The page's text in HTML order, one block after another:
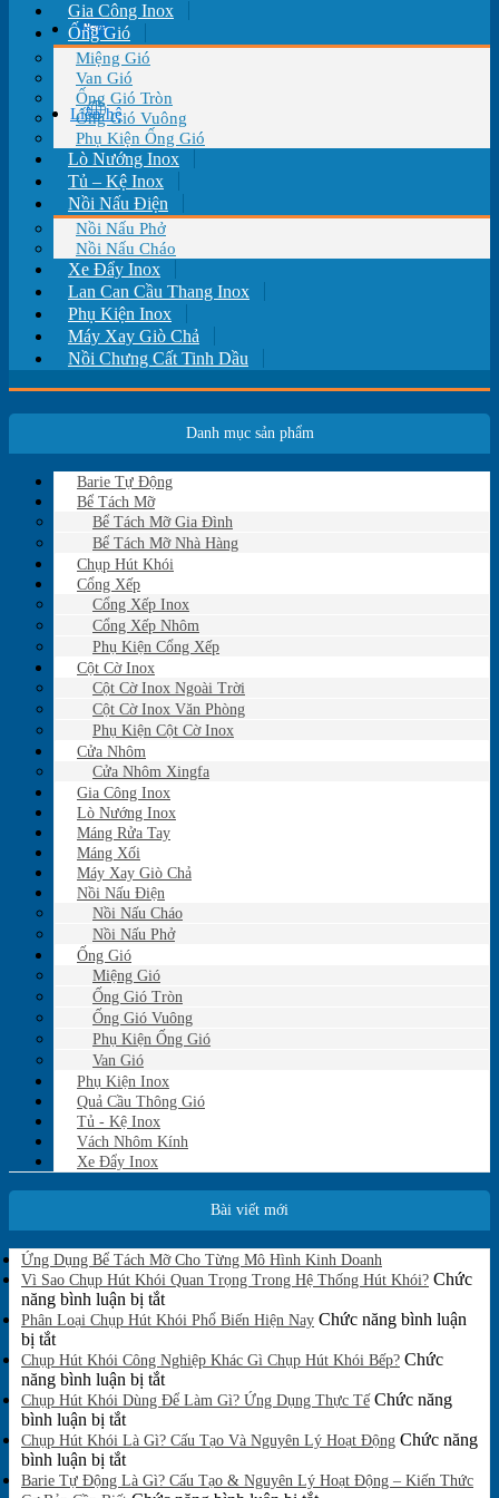
Tin tức
Liên hệ
Gia Công Inox
Ống Gió
Miệng Gió
Van Gió
Ống Gió Tròn
Ống Gió Vuông
Phụ Kiện Ống Gió
Lò Nướng Inox
Tủ – Kệ Inox
Nồi Nấu Điện
Nồi Nấu Phở
Nồi Nấu Cháo
Xe Đẩy Inox
Lan Can Cầu Thang Inox
Phụ Kiện Inox
Máy Xay Giò Chả
Nồi Chưng Cất Tinh Dầu
Danh mục sản phẩm
Barie Tự Động
Bể Tách Mỡ
Bể Tách Mỡ Gia Đình
Bể Tách Mỡ Nhà Hàng
Chụp Hút Khói
Cổng Xếp
Cổng Xếp Inox
Cổng Xếp Nhôm
Phụ Kiện Cổng Xếp
Cột Cờ Inox
Cột Cờ Inox Ngoài Trời
Cột Cờ Inox Văn Phòng
Phụ Kiện Cột Cờ Inox
Cửa Nhôm
Cửa Nhôm Xingfa
Gia Công Inox
Lò Nướng Inox
Máng Rửa Tay
Máng Xối
Máy Xay Giò Chả
Nồi Nấu Điện
Nồi Nấu Cháo
Nồi Nấu Phở
Ống Gió
Miệng Gió
Ống Gió Tròn
Ống Gió Vuông
Phụ Kiện Ống Gió
Van Gió
Phụ Kiện Inox
Quả Cầu Thông Gió
Tủ - Kệ Inox
Vách Nhôm Kính
Xe Đẩy Inox
Bài viết mới
Ứng Dụng Bể Tách Mỡ Cho Từng Mô Hình Kinh Doanh
có
bình
luận
ở
Dụng
Tách
Cho
Từng
Hình
Vì Sao Chụp Hút Khói Quan Trọng Trong Hệ Thống Hút Khói? Chức
năng bình luận bị tắtở
Vì
Chụp
Hút
Khói
Trọng
Hệ
Phân Loại Chụp Hút Khói Phổ Biến Hiện Nay Chức năng bình luận
bị tắtở
Phân
Loại
Chụp
Hút
Khói
Phổ
Biến
Chụp Hút Khói Công Nghiệp Khác Gì Chụp Hút Khói Bếp? Chức
năng bình luận bị tắtở
Chụp
Khói
Nghiệp
Chụp Hút Khói Dùng Để Làm Gì? Ứng Dụng Thực Tế Chức năng
bình luận bị tắtở
Chụp
Hút
Khói
Chụp Hút Khói Là Gì? Cấu Tạo Và Nguyên Lý Hoạt Động Chức năng
bình luận bị tắtở
Chụp
Barie Tự Động Là Gì? Cấu Tạo & Nguyên Lý Hoạt Động – Kiến Thức